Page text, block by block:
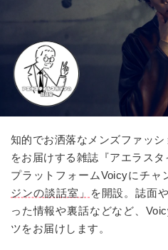
知的でお洒落なメンズファッ
をお届けする雑誌『アエラス
プラットフォームVoicyにチャ
ジンの談話室」
を開設。誌面
った情報や裏話などなど、
ツをお届けします。